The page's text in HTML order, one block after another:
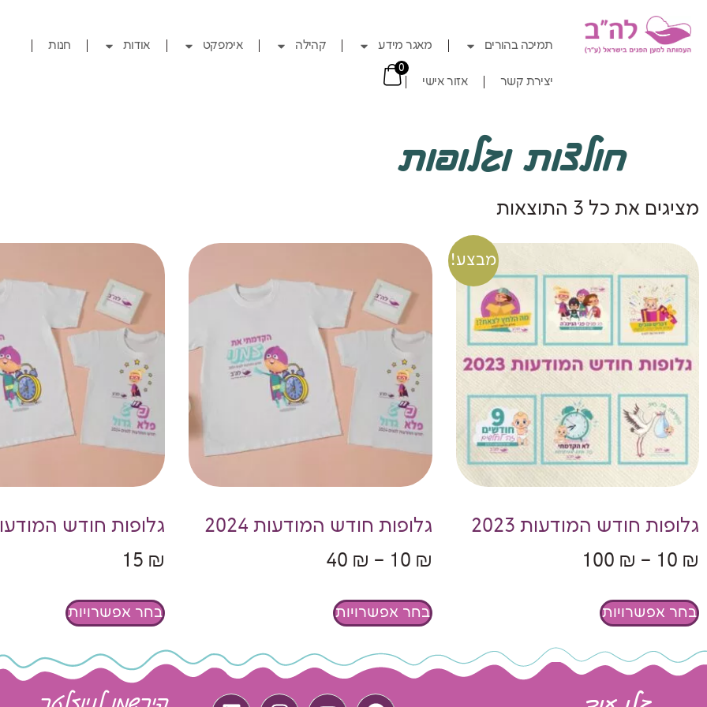
תמיכה בהורים מאגר מידע קהילה אימפקט אודות חנות
יצירת קשר אזור אישי
0
חולצות וגלופות
מציגים את כל ⁦3⁩ התוצאות
מבצע!
גלופות חודש המודעות 2023
10 ₪
–
100 ₪
בחר אפשרויות
גלופות חודש המודעות 2024
10 ₪
–
40 ₪
בחר אפשרויות
גלופות חודש המודעות
15 ₪
בחר אפשרויות